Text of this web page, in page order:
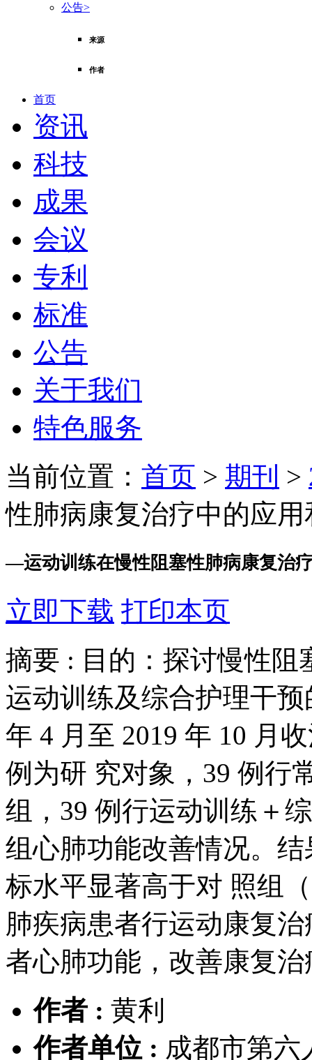
公告>
来源
作者
首页
资讯
科技
成果
会议
专利
标准
公告
关于我们
特色服务
当前位置： 首页 > 期刊 >
性肺病康复治疗中的应用
—运动训练在慢性阻塞性肺病康复治
立即下载 打印本页
摘要 : 目的：探讨慢性
运动训练及综合护理干
年 4 月至 2019 年 10 月
例为研 究对象，39 例行
组，39 例行运动训练＋
组心肺功能改善情况。
标水平显著高于对 照组
肺疾病患者行运动康复
者心肺功能，改善康复
作者 : 黄利
作者单位 : 成都市第六